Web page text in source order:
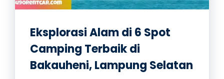
Eksplorasi Alam di 6 Spot
Camping Terbaik di
Bakauheni, Lampung Selatan